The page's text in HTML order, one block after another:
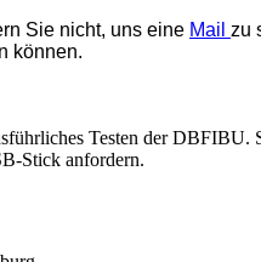
Sie nicht, uns eine Mail zu
können.
Testen der DBFIBU.
Stick anfordern.